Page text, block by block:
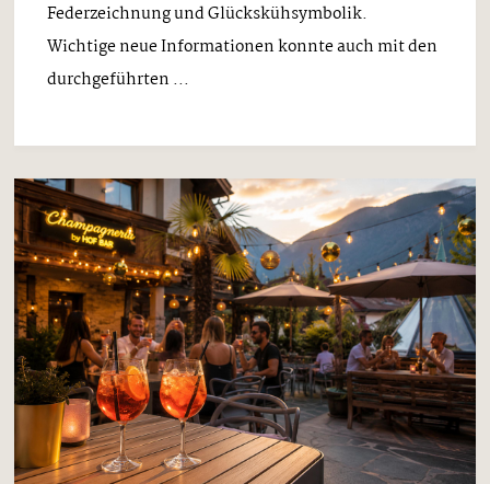
Federzeichnung und Glückskühsymbolik.
Wichtige neue Informationen konnte auch mit den
durchgeführten ...